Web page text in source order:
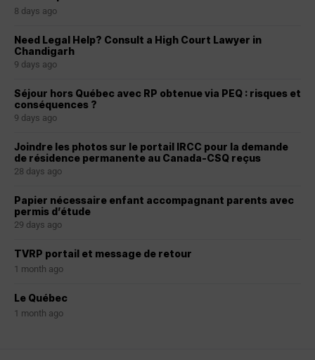
8 days ago
Need Legal Help? Consult a High Court Lawyer in
Chandigarh
9 days ago
Séjour hors Québec avec RP obtenue via PEQ : risques et
conséquences ?
9 days ago
Joindre les photos sur le portail IRCC pour la demande
de résidence permanente au Canada-CSQ reçus
28 days ago
Papier nécessaire enfant accompagnant parents avec
permis d’étude
29 days ago
TVRP portail et message de retour
1 month ago
Le Québec
1 month ago